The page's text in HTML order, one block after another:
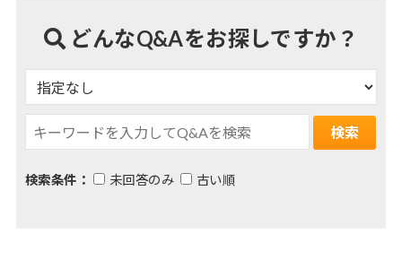
どんなQ&Aをお探しですか？
検索条件： 未回答のみ 古い順